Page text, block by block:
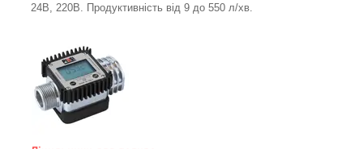
24В, 220В. Продуктивність від 9 до 550 л/хв.